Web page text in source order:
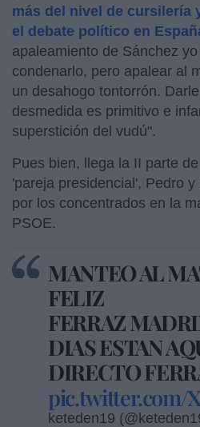
más del nivel de cursilería
el debate político en
apaleamiento de Sánchez
condenarlo, pero apalear al
un desahogo tontorrón.
desmedida es primitivo e
superstición del vudú".
Pues bien, llega la II parte
'pareja presidencial', Pedro
por los concentrados en la
PSOE.
MANTEO AL
FELIZ
FERRAZ
DIAS ESTAN
DIRECTO
pic.twitter.com/
keteden19